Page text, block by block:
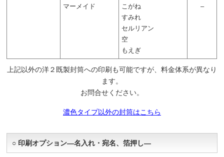
マーメイド
こがね
すみれ
セルリアン
空
もえぎ
–
上記以外の洋２既製封筒への印刷も可能ですが、料金体系が異なり
ます。
お問合せください。
濃色タイプ以外の封筒はこちら
○ 印刷オプション―名入れ・宛名、箔押し―